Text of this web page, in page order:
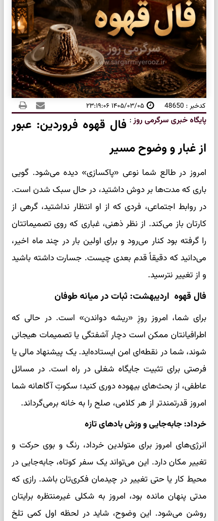
کدخبر : 48650 ۱۴۰۵/۰۳/۰۵ ۲۳:۱۹:۰۶
پایگاه خبری سرگرمی روز: فال قهوه فروردین: عبور
از غبار و وضوح مسیر
امروز در طالع شما نوعی «پاکسازی» دیده می‌شود. گویی
باری که مدت‌ها بر دوش داشتید، در حال سبک شدن است.
در روابط اجتماعی، فردی که از او انتظار نداشتید، گرهی از
کارتان باز می‌کند. از نظر ذهنی، غباری که روی تصمیماتتان
را گرفته بود کنار می‌رود و برای اولین بار در چند ماه اخیر،
می‌دانید که دقیقاً قدم بعدی چیست. جسارت داشته باشید
و از تغییر نترسید.
فال قهوه اردیبهشت: ثبات در میانه طوفان
برای شما، امروز روزِ «ریشه دواندن» است. در حالی که
اطرافیانتان ممکن است دچار آشفتگی یا تصمیمات هیجانی
شوند، شما در نقطه‌ای امن ایستاده‌اید. یک پیشنهاد مالی یا
فرصتی برای تثبیت جایگاه شغلی در راه است. در مسائل
عاطفی، از بحث‌های بیهوده دوری کنید؛ سکوتِ آگاهانه شما
امروز قدرتمندتر از هر کلامی، صلح را به خانه برمی‌گرداند.
خرداد: جابه‌جایی و وزش بادهای تازه
انرژی‌های امروز برای متولدین خرداد، رنگ و بوی حرکت و
تغییر مکان دارد. این می‌تواند یک سفر کوتاه، جابه‌جایی در
محیط کار یا حتی تغییر در چیدمان فکری‌تان باشد. رازی که
مدتی پنهان مانده بود، امروز به شکلی غیرمنتظره برایتان
روشن می‌شود. این وضوح، شاید در لحظه اول کمی تلخ